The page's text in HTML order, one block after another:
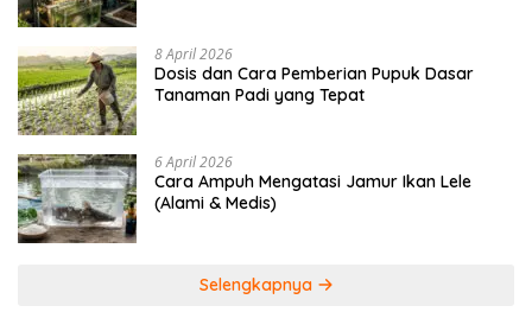
8 April 2026
Dosis dan Cara Pemberian Pupuk Dasar
Tanaman Padi yang Tepat
6 April 2026
Cara Ampuh Mengatasi Jamur Ikan Lele
(Alami & Medis)
Selengkapnya